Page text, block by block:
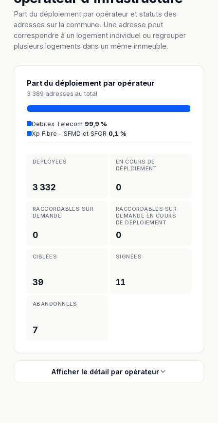
Part du déploiement par opérateur et statuts des
adresses sur la commune. Une adresse peut
correspondre à un logement individuel ou regrouper
plusieurs logements dans un même immeuble.
Part du déploiement par opérateur
3 389 adresses au total
Debitex Telecom 99,9 %
Xp Fibre - SFMD et SFOR 0,1 %
DÉPLOYÉES
3 332
EN COURS DE
DÉPLOIEMENT
0
RACCORDABLES SUR
DEMANDE
0
RACCORDABLES SUR
DEMANDE EN COURS
DE DÉPLOIEMENT
0
CIBLÉES
39
SIGNÉES
11
ABANDONNÉES
7
Afficher le détail par opérateur